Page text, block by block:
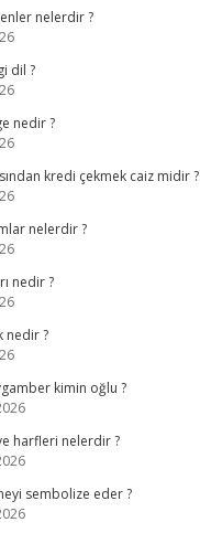
nelerdir ?
dil ?
nedir ?
kredi çekmek caiz midir ?
nelerdir ?
nedir ?
nedir ?
kimin oğlu ?
harfleri nelerdir ?
sembolize eder ?